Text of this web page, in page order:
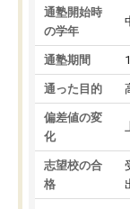
通塾開始時
の学年
通塾期間
通った目的
偏差値の変
化
志望校の合
格